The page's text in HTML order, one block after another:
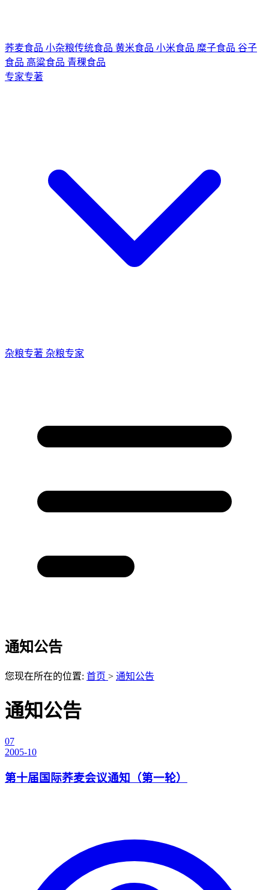
荞麦食品 小杂粮传统食品 黄米食品 小米食品 糜子食品 谷子
食品 高粱食品 青稞食品
专家专著
杂粮专著 杂粮专家
通知公告
您现在所在的位置: 首页 > 通知公告
通知公告
07
2005-10
第十届国际荞麦会议通知（第一轮）